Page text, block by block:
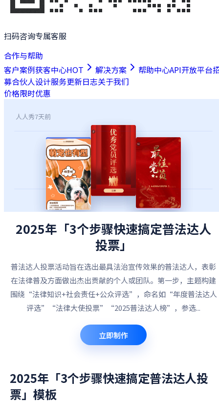
扫码咨询专属客服
合作与帮助
客户案例获客中心HOT 解决方案 帮助中心API开放平台
募合伙人设计服务更新日志关于我们
价格限时优惠
人人秀7天前
2025年「3个步骤快速搞定普法达人
投票」
普法达人投票活动旨在选出最具法治宣传效果的普法达人，表彰
在法律普及方面做出杰出贡献的个人或团队。第一步，主题构建
围绕“法律知识+社会责任+公众评选”，命名如“年度普法达人
评选”“法律大使投票”“2025普法达人榜”，参选...
立即制作
2025年「3个步骤快速搞定普法达人投
票」 模板